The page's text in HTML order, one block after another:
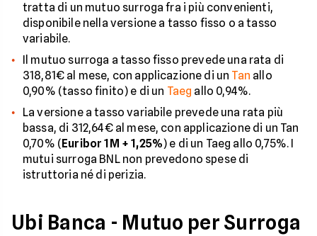
tratta di un mutuo surroga fra i più convenienti,
disponibile nella versione a tasso fisso o a tasso
variabile.
Il mutuo surroga a tasso fisso prevede una rata di
318,81€ al mese, con applicazione di un Tan allo
0,90% (tasso finito) e di un Taeg allo 0,94%.
La versione a tasso variabile prevede una rata più
bassa, di 312,64€ al mese, con applicazione di un Tan
0,70% ( Euribor 1M + 1,25%) e di un Taeg allo 0,75%. I
mutui surroga BNL non prevedono spese di
istruttoria né di perizia.
Ubi Banca - Mutuo per Surroga